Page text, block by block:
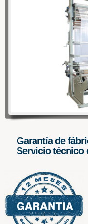
Garantía de
Servicio técnico